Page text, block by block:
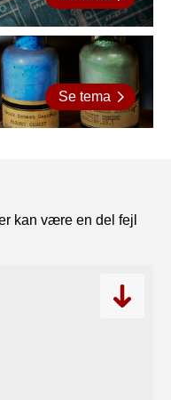
Se tema
kan være en del fejl